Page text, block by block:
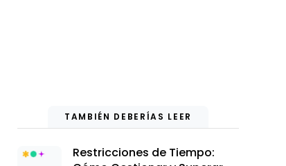
TAMBIÉN DEBERÍAS LEER
Restricciones de Tiempo: